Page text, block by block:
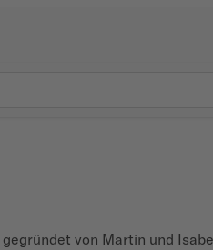
von Martin und